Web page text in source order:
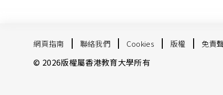
網頁指南 聯絡我們 Cookies 版權 免責
© 2026版權屬香港教育大學所有